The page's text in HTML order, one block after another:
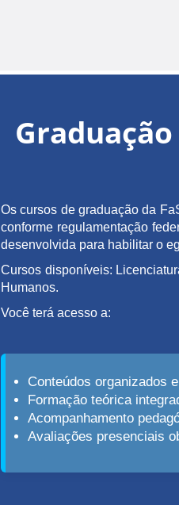
Os cursos de graduação da
conforme regulamentação
desenvolvida para habilitar o
Cursos disponíveis:
Humanos.
Você terá acesso a:
Conteúdos organizados
Formação teórica
Acompanhamento
Avaliações presenciais